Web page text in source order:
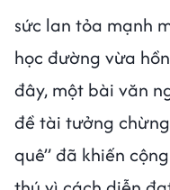
sức lan tỏa mạnh
học đường vừa
đây, một bài văn
đề tài tưởng
quê” đã khiến